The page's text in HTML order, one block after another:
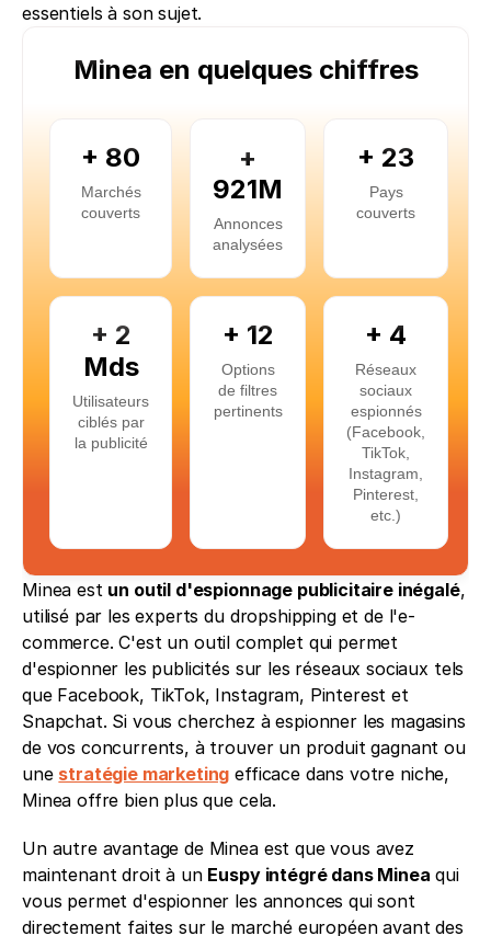
essentiels à son sujet.
Minea en quelques chiffres
+ 80
Marchés
couverts
+
921M
Annonces
analysées
+ 23
Pays
couverts
+ 2
Mds
Utilisateurs
ciblés par
la publicité
+ 12
Options
de filtres
pertinents
+ 4
Réseaux
sociaux
espionnés
(Facebook,
TikTok,
Instagram,
Pinterest,
etc.)
Minea est un outil d'espionnage publicitaire inégalé,
utilisé par les experts du dropshipping et de l'e-
commerce. C'est un outil complet qui permet
d'espionner les publicités sur les réseaux sociaux tels
que Facebook, TikTok, Instagram, Pinterest et
Snapchat. Si vous cherchez à espionner les magasins
de vos concurrents, à trouver un produit gagnant ou
une stratégie marketing efficace dans votre niche,
Minea offre bien plus que cela.
Un autre avantage de Minea est que vous avez
maintenant droit à un Euspy intégré dans Minea qui
vous permet d'espionner les annonces qui sont
directement faites sur le marché européen avant des